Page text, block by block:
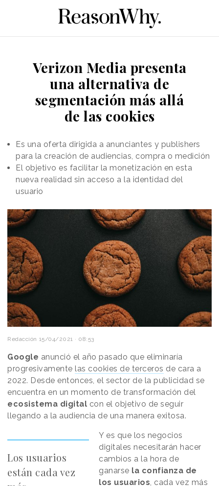
Verizon Media presenta
una alternativa de
segmentación más allá
de las cookies
Es una oferta dirigida a anunciantes y publishers
para la creación de audiencias, compra o medición
El objetivo es facilitar la monetización en esta
nueva realidad sin acceso a la identidad del
usuario
Redacción 15/04/2021 · 08:53
Google anunció el año pasado que eliminaría
progresivamente las cookies de terceros de cara a
2022. Desde entonces, el sector de la publicidad se
encuentra en un momento de transformación del
ecosistema digital con el objetivo de seguir
llegando a la audiencia de una manera exitosa.
Los usuarios
están cada vez
Y es que los negocios
digitales necesitarán hacer
cambios a la hora de
ganarse la confianza de
los usuarios, cada vez más